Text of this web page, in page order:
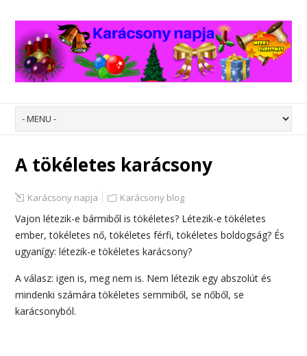
A tökéletes karácsony
Karácsony napja Karácsony blog
Vajon létezik-e bármiből is tökéletes? Létezik-e tökéletes
ember, tökéletes nő, tökéletes férfi, tökéletes boldogság? És
ugyanígy: létezik-e tökéletes karácsony?
A válasz: igen is, meg nem is. Nem létezik egy abszolút és
mindenki számára tökéletes semmiből, se nőből, se
karácsonyból.